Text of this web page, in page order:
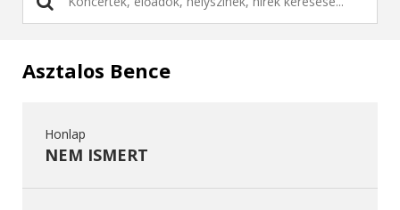
Asztalos Bence
Honlap
NEM ISMERT